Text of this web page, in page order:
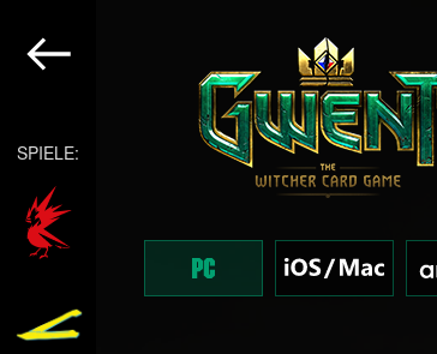
SPIELE: